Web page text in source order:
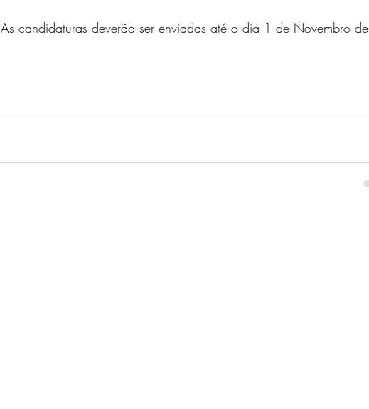
As candidaturas deverão ser enviadas até o dia 1 de Novembro de